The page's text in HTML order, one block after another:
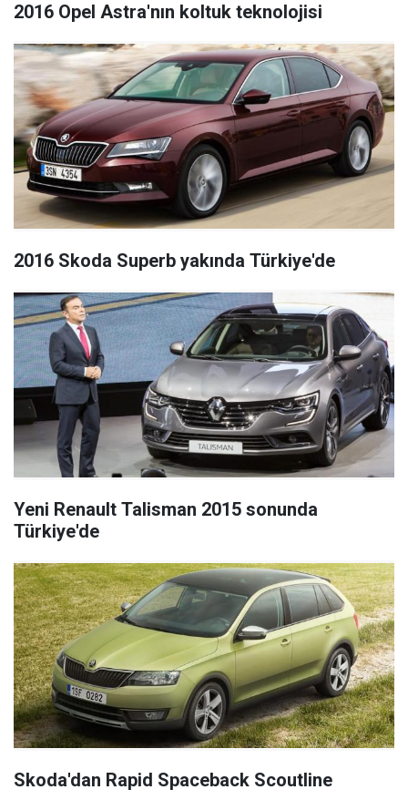
2016 Opel Astra'nın koltuk teknolojisi
2016 Skoda Superb yakında Türkiye'de
Yeni Renault Talisman 2015 sonunda
Türkiye'de
Skoda'dan Rapid Spaceback Scoutline